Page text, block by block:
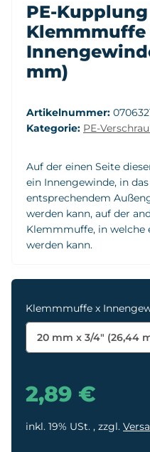
PE-Kupplung
Klemmmuffe
mm)
Artikelnummer:
Kategorie: PE-
Auf der einen Seite
ein Innengewinde, in
entsprechendem
werden kann, auf der
Klemmmuffe, in welche
werden kann.
Klemmmuffe x
20 mm x 3/4" (26,44
2,89 €
inkl. 19% USt. , zzgl.